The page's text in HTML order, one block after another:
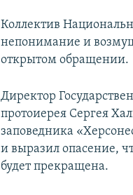
Коллектив
непонимание и
открытом обращении.
Директор
протоиерея Сергея
заповедника
и выразил опасение,
будет прекращена.